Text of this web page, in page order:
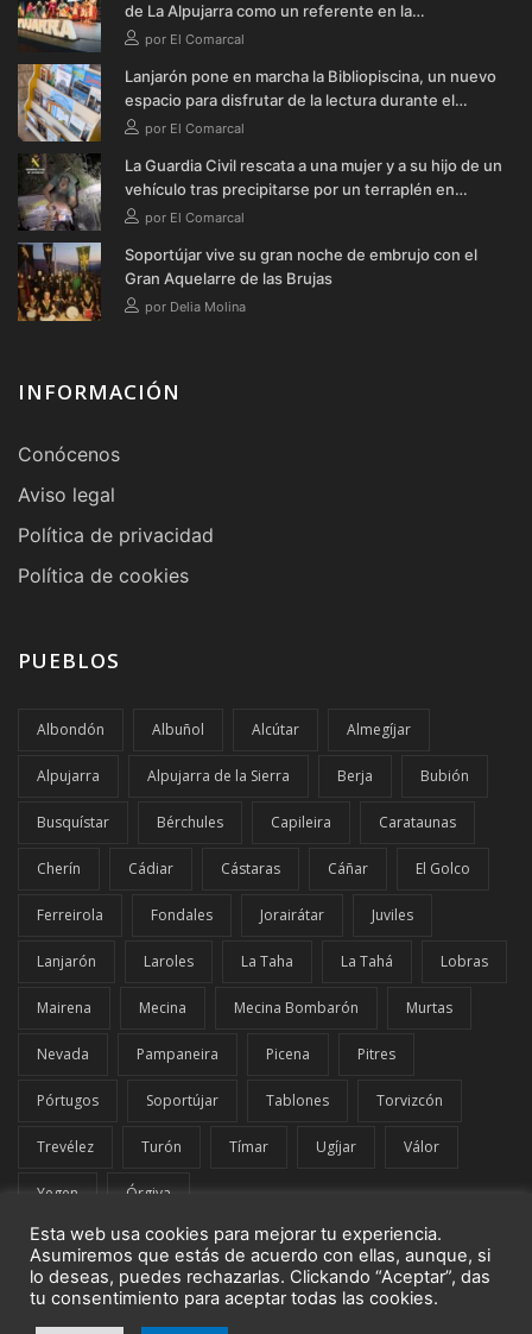
de La Alpujarra como un referente en la
conservación de las raíces de la comarca
por El Comarcal
Lanjarón pone en marcha la Bibliopiscina, un nuevo
espacio para disfrutar de la lectura durante el
verano
por El Comarcal
La Guardia Civil rescata a una mujer y a su hijo de un
vehículo tras precipitarse por un terraplén en
Soportújar
por El Comarcal
Soportújar vive su gran noche de embrujo con el
Gran Aquelarre de las Brujas
por Delia Molina
INFORMACIÓN
Conócenos
Aviso legal
Política de privacidad
Política de cookies
PUEBLOS
Albondón Albuñol Alcútar Almegíjar
Alpujarra Alpujarra de la Sierra Berja Bubión
Busquístar Bérchules Capileira Carataunas
Cherín Cádiar Cástaras Cáñar El Golco
Ferreirola Fondales Jorairátar Juviles
Lanjarón Laroles La Taha La Tahá Lobras
Mairena Mecina Mecina Bombarón Murtas
Nevada Pampaneira Picena Pitres
Pórtugos Soportújar Tablones Torvizcón
Trevélez Turón Tímar Ugíjar Válor
Yegen Órgiva
© El Comarcal de La Alpujarra | G42849919 | Todos los derechos
Esta web usa cookies para mejorar tu experiencia.
Asumiremos que estás de acuerdo con ellas, aunque, si
lo deseas, puedes rechazarlas. Clickando “Aceptar”, das
tu consentimiento para aceptar todas las cookies.